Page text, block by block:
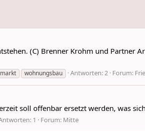
(C) Brenner Krohm und Partner
wohnungsbau Antworten: 2 Forum:
soll offenbar ersetzt werden, was
1 Forum: Mitte